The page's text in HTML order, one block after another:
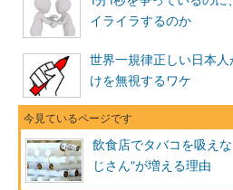
イライラするのか
世界一規律正しい日本
けを無視するワケ
飲食店でタバコを吸え
じさん”が増える理由